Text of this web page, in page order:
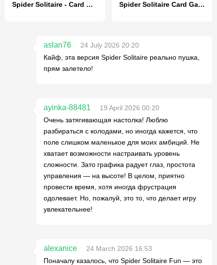
Spider Solitaire - Card Games Spider Solitaire Card Game
aslan76
24 July 2026 20:20
Кайф, эта версия Spider Solitaire реально пушка,
прям залетело!
ayinka-88481
19 April 2026 00:20
Очень затягивающая настолка! Люблю
разбираться с колодами, но иногда кажется, что
поле слишком маленькое для моих амбиций. Не
хватает возможности настраивать уровень
сложности. Зато графика радует глаз, простота
управления — на высоте! В целом, приятно
провести время, хотя иногда фрустрация
одолевает. Но, пожалуй, это то, что делает игру
увлекательнее!
alexanice
24 March 2026 16:53
Поначалу казалось, что Spider Solitaire Fun — это